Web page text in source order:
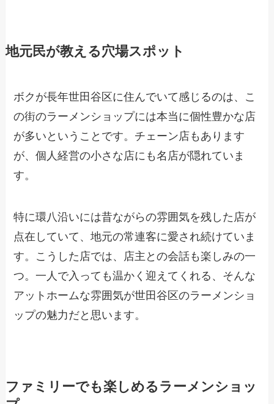
地元民が教える穴場スポット
ボクが長年世田谷区に住んでいて感じるのは、こ
の街のラーメンショップには本当に個性豊かな店
が多いということです。チェーン店もあります
が、個人経営の小さな店にも名店が隠れていま
す。
特に環八沿いには昔ながらの雰囲気を残した店が
点在していて、地元の常連客に愛され続けていま
す。こうした店では、店主との会話も楽しみの一
つ。一人で入っても温かく迎えてくれる、そんな
アットホームな雰囲気が世田谷区のラーメンショ
ップの魅力だと思います。
ファミリーでも楽しめるラーメンショッ